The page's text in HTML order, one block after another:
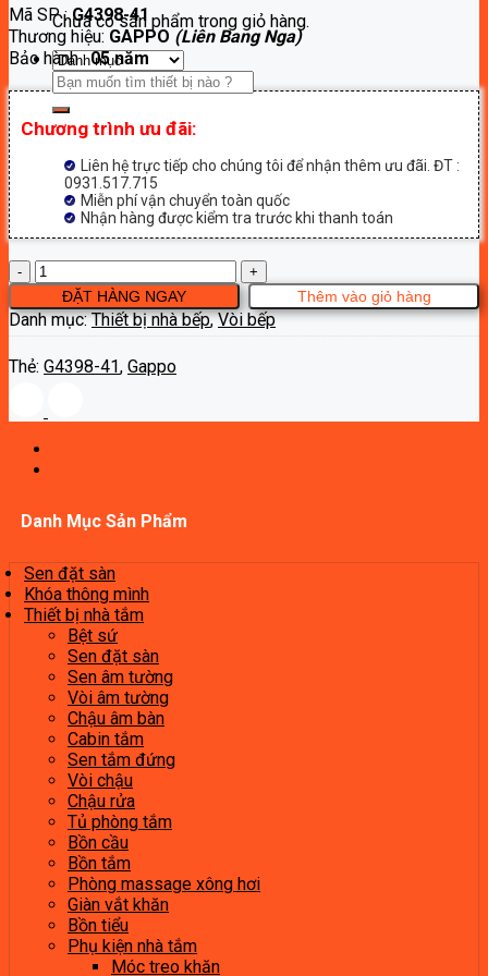
Chưa có sản phẩm trong giỏ hàng.
Tìm
kiếm:
là:
4,100,000₫.
tại
là:
2,260,000₫.
Mã SP :G4398-41
Thương hiệu: GAPPO (Liên Bang Nga)
Bảo hành :05 năm
Chương trình ưu đãi:
Liên hệ trực tiếp cho chúng tôi để nhận thêm ưu đãi. ĐT :
0931.517.715
Miễn phí vận chuyển toàn quốc
Nhận hàng được kiểm tra trước khi thanh toán
Vòi
bếp
nóng
lạnh
G4398-
số
Thêm vào giỏ hàng
ĐẶT HÀNG NGAY
Danh mục:Thiết bị nhà bếp,Vòi bếp
Thẻ: G4398-41, Gappo
Danh Mục Sản Phẩm
Sen đặt sàn
Khóa thông mình
Thiết bị nhà tắm
Bệt sứ
Sen đặt sàn
Sen âm tường
Vòi âm tường
Chậu âm bàn
Cabin tắm
Sen tắm đứng
Vòi chậu
Chậu rửa
Tủ phòng tắm
Bồn cầu
Bồn tắm
Phòng massage xông hơi
Giàn vắt khăn
Bồn tiểu
Phụ kiện nhà tắm
Móc treo khăn